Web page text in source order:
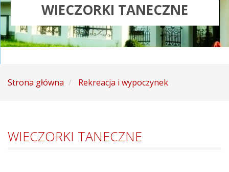
WIECZORKI TANECZNE
Strona główna Rekreacja i wypoczynek
WIECZORKI TANECZNE